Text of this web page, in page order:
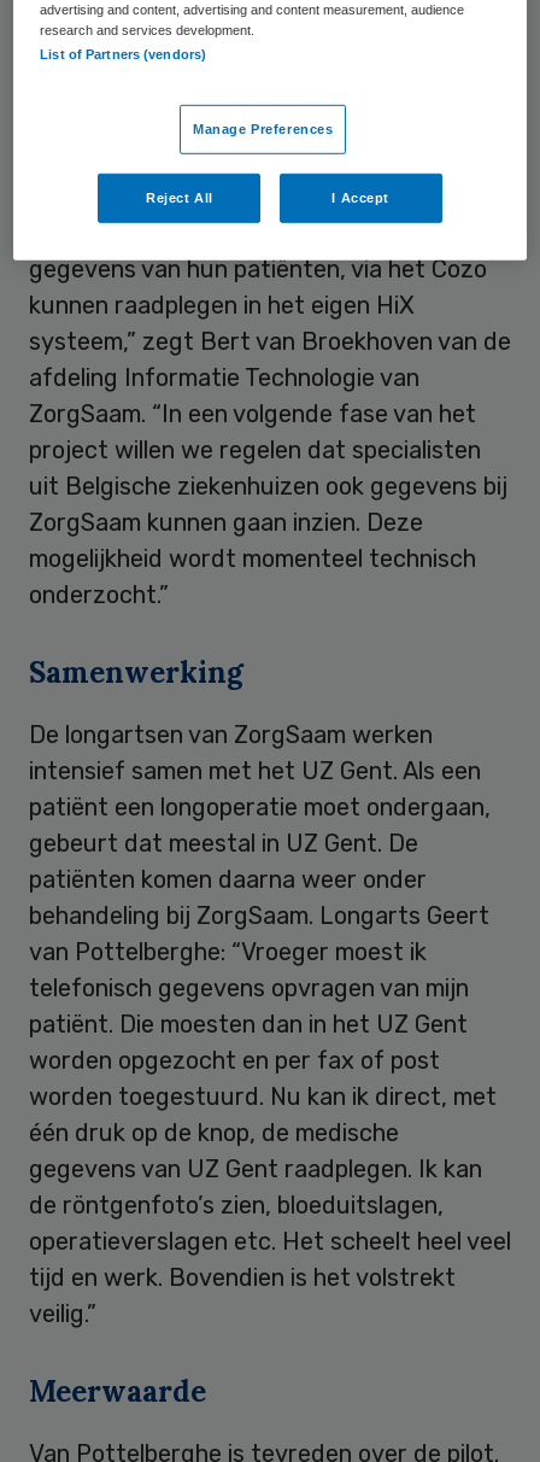
Pilot
ZorgSaam is een pilot gestart op de
longafdeling. “Concreet betekent dit dat
voor de longartsen is geregeld dat zij in het
UZ Gent geproduceerde medische
gegevens van hun patiënten, via het Cozo
kunnen raadplegen in het eigen HiX
systeem,” zegt Bert van Broekhoven van de
afdeling Informatie Technologie van
ZorgSaam. “In een volgende fase van het
project willen we regelen dat specialisten
uit Belgische ziekenhuizen ook gegevens bij
ZorgSaam kunnen gaan inzien. Deze
mogelijkheid wordt momenteel technisch
onderzocht.”
Samenwerking
De longartsen van ZorgSaam werken
intensief samen met het UZ Gent. Als een
patiënt een longoperatie moet ondergaan,
gebeurt dat meestal in UZ Gent. De
patiënten komen daarna weer onder
behandeling bij ZorgSaam. Longarts Geert
van Pottelberghe: “Vroeger moest ik
telefonisch gegevens opvragen van mijn
patiënt. Die moesten dan in het UZ Gent
worden opgezocht en per fax of post
worden toegestuurd. Nu kan ik direct, met
één druk op de knop, de medische
gegevens van UZ Gent raadplegen. Ik kan
de röntgenfoto’s zien, bloeduitslagen,
operatieverslagen etc. Het scheelt heel veel
tijd en werk. Bovendien is het volstrekt
veilig.”
Meerwaarde
Van Pottelberghe is tevreden over de pilot.
advertising and content, advertising and content measurement, audience
research and services development.
List of Partners (vendors)
Manage Preferences
Reject All I Accept